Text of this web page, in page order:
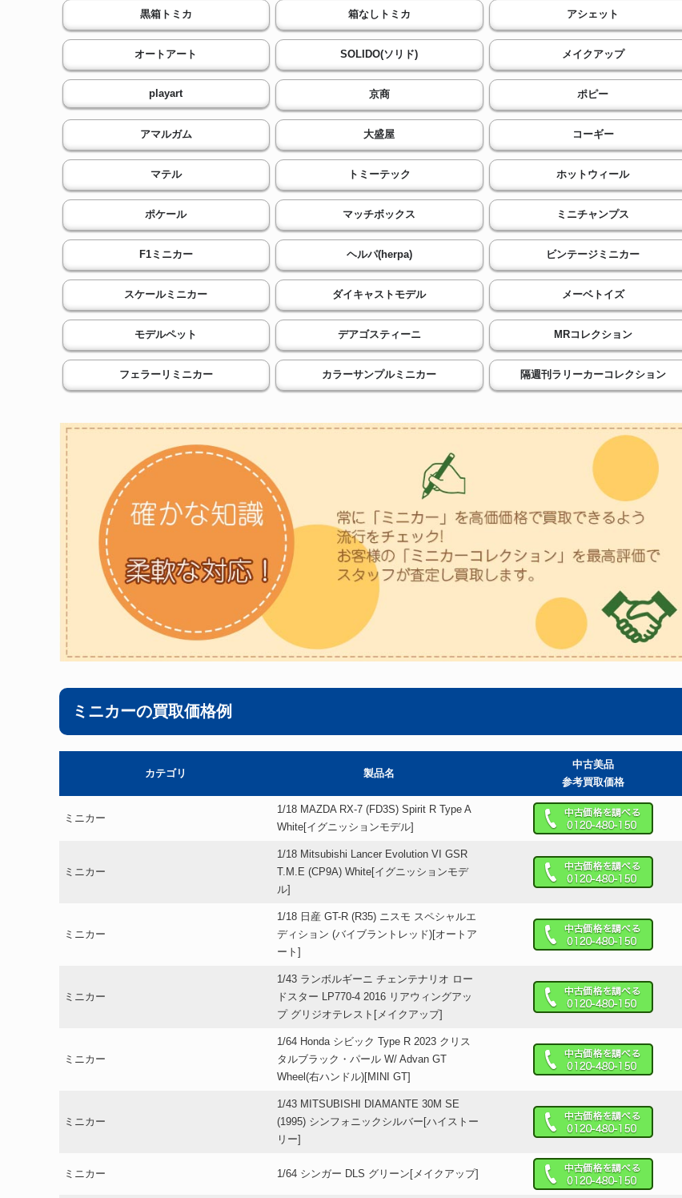
黒箱トミカ 箱なしトミカ アシェット
オートアート SOLIDO(ソリド) メイクアップ
playart 京商 ポピー
アマルガム 大盛屋 コーギー
マテル トミーテック ホットウィール
ポケール マッチボックス ミニチャンプス
F1ミニカー ヘルパ(herpa) ビンテージミニカー
スケールミニカー ダイキャストモデル メーベトイズ
モデルペット デアゴスティーニ MRコレクション
フェラーリミニカー カラーサンプルミニカー 隔週刊ラリーカーコレクション
ミニカーの買取価格例
カテゴリ 製品名
中古美品
参考買取価格
ミニカー
1/18 MAZDA RX-7 (FD3S) Spirit R Type A
White[イグニッションモデル]
ミニカー
1/18 Mitsubishi Lancer Evolution VI GSR
T.M.E (CP9A) White[イグニッションモデ
ル]
ミニカー
1/18 日産 GT-R (R35) ニスモ スペシャルエ
ディション (バイブラントレッド)[オートア
ート]
ミニカー
1/43 ランボルギーニ チェンテナリオ ロー
ドスター LP770-4 2016 リアウィングアッ
プ グリジオテレスト[メイクアップ]
ミニカー
1/64 Honda シビック Type R 2023 クリス
タルブラック・パール W/ Advan GT
Wheel(右ハンドル)[MINI GT]
ミニカー
1/43 MITSUBISHI DIAMANTE 30M SE
(1995) シンフォニックシルバー[ハイストー
リー]
ミニカー 1/64 シンガー DLS グリーン[メイクアップ]